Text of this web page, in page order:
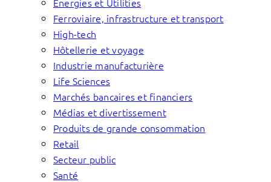
Ferroviaire, infrastructure et transport
High-tech
Hôtellerie et voyage
Industrie manufacturière
Life Sciences
Marchés bancaires et financiers
Médias et divertissement
Produits de grande consommation
Retail
Secteur public
Santé